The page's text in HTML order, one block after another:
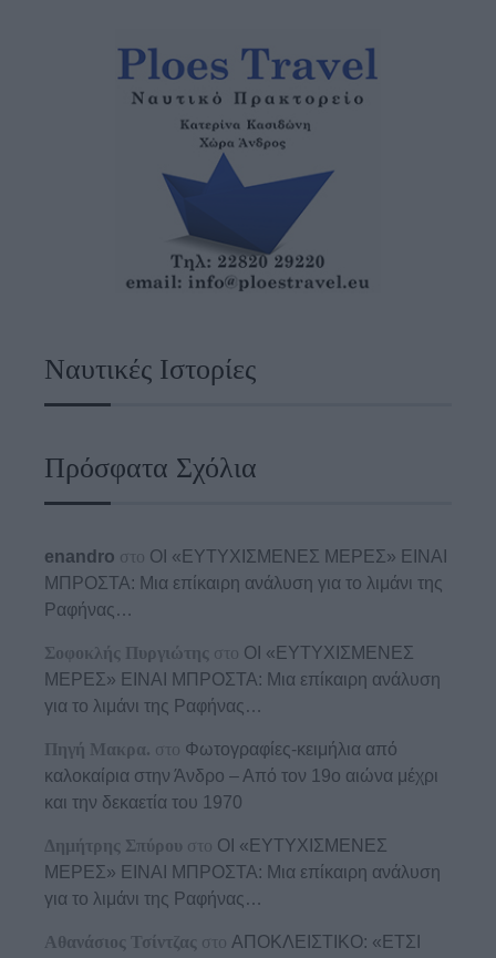
Ναυτικές Ιστορίες
Πρόσφατα Σχόλια
enandro στο ΟΙ «ΕΥΤΥΧΙΣΜΕΝΕΣ ΜΕΡΕΣ» ΕΙΝΑΙ
ΜΠΡΟΣΤΑ: Μια επίκαιρη ανάλυση για το λιμάνι της
Ραφήνας…
Σοφοκλής Πυργιώτης στο ΟΙ «ΕΥΤΥΧΙΣΜΕΝΕΣ
ΜΕΡΕΣ» ΕΙΝΑΙ ΜΠΡΟΣΤΑ: Μια επίκαιρη ανάλυση
για το λιμάνι της Ραφήνας…
Πηγή Μακρα. στο Φωτογραφίες-κειμήλια από
καλοκαίρια στην Άνδρο – Από τον 19ο αιώνα μέχρι
και την δεκαετία του 1970
Δημήτρης Σπύρου στο ΟΙ «ΕΥΤΥΧΙΣΜΕΝΕΣ
ΜΕΡΕΣ» ΕΙΝΑΙ ΜΠΡΟΣΤΑ: Μια επίκαιρη ανάλυση
για το λιμάνι της Ραφήνας…
Αθανάσιος Τσίντζας στο ΑΠΟΚΛΕΙΣΤΙΚΟ: «ΕΤΣΙ